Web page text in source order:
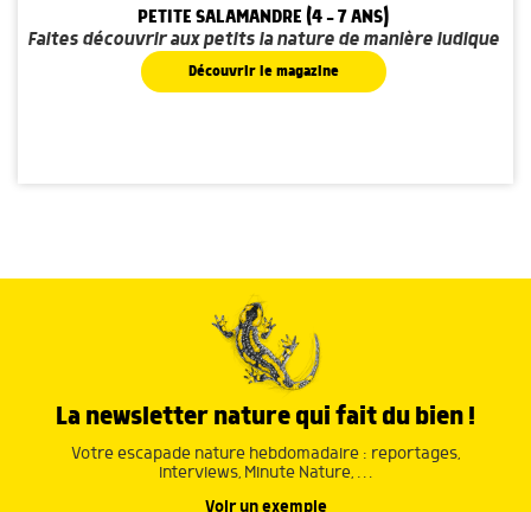
PETITE SALAMANDRE (4 - 7 ANS)
Faites découvrir aux petits la nature de manière ludique
Découvrir le magazine
La newsletter nature qui fait du bien !
Votre escapade nature hebdomadaire : reportages,
interviews, Minute Nature, …
Voir un exemple